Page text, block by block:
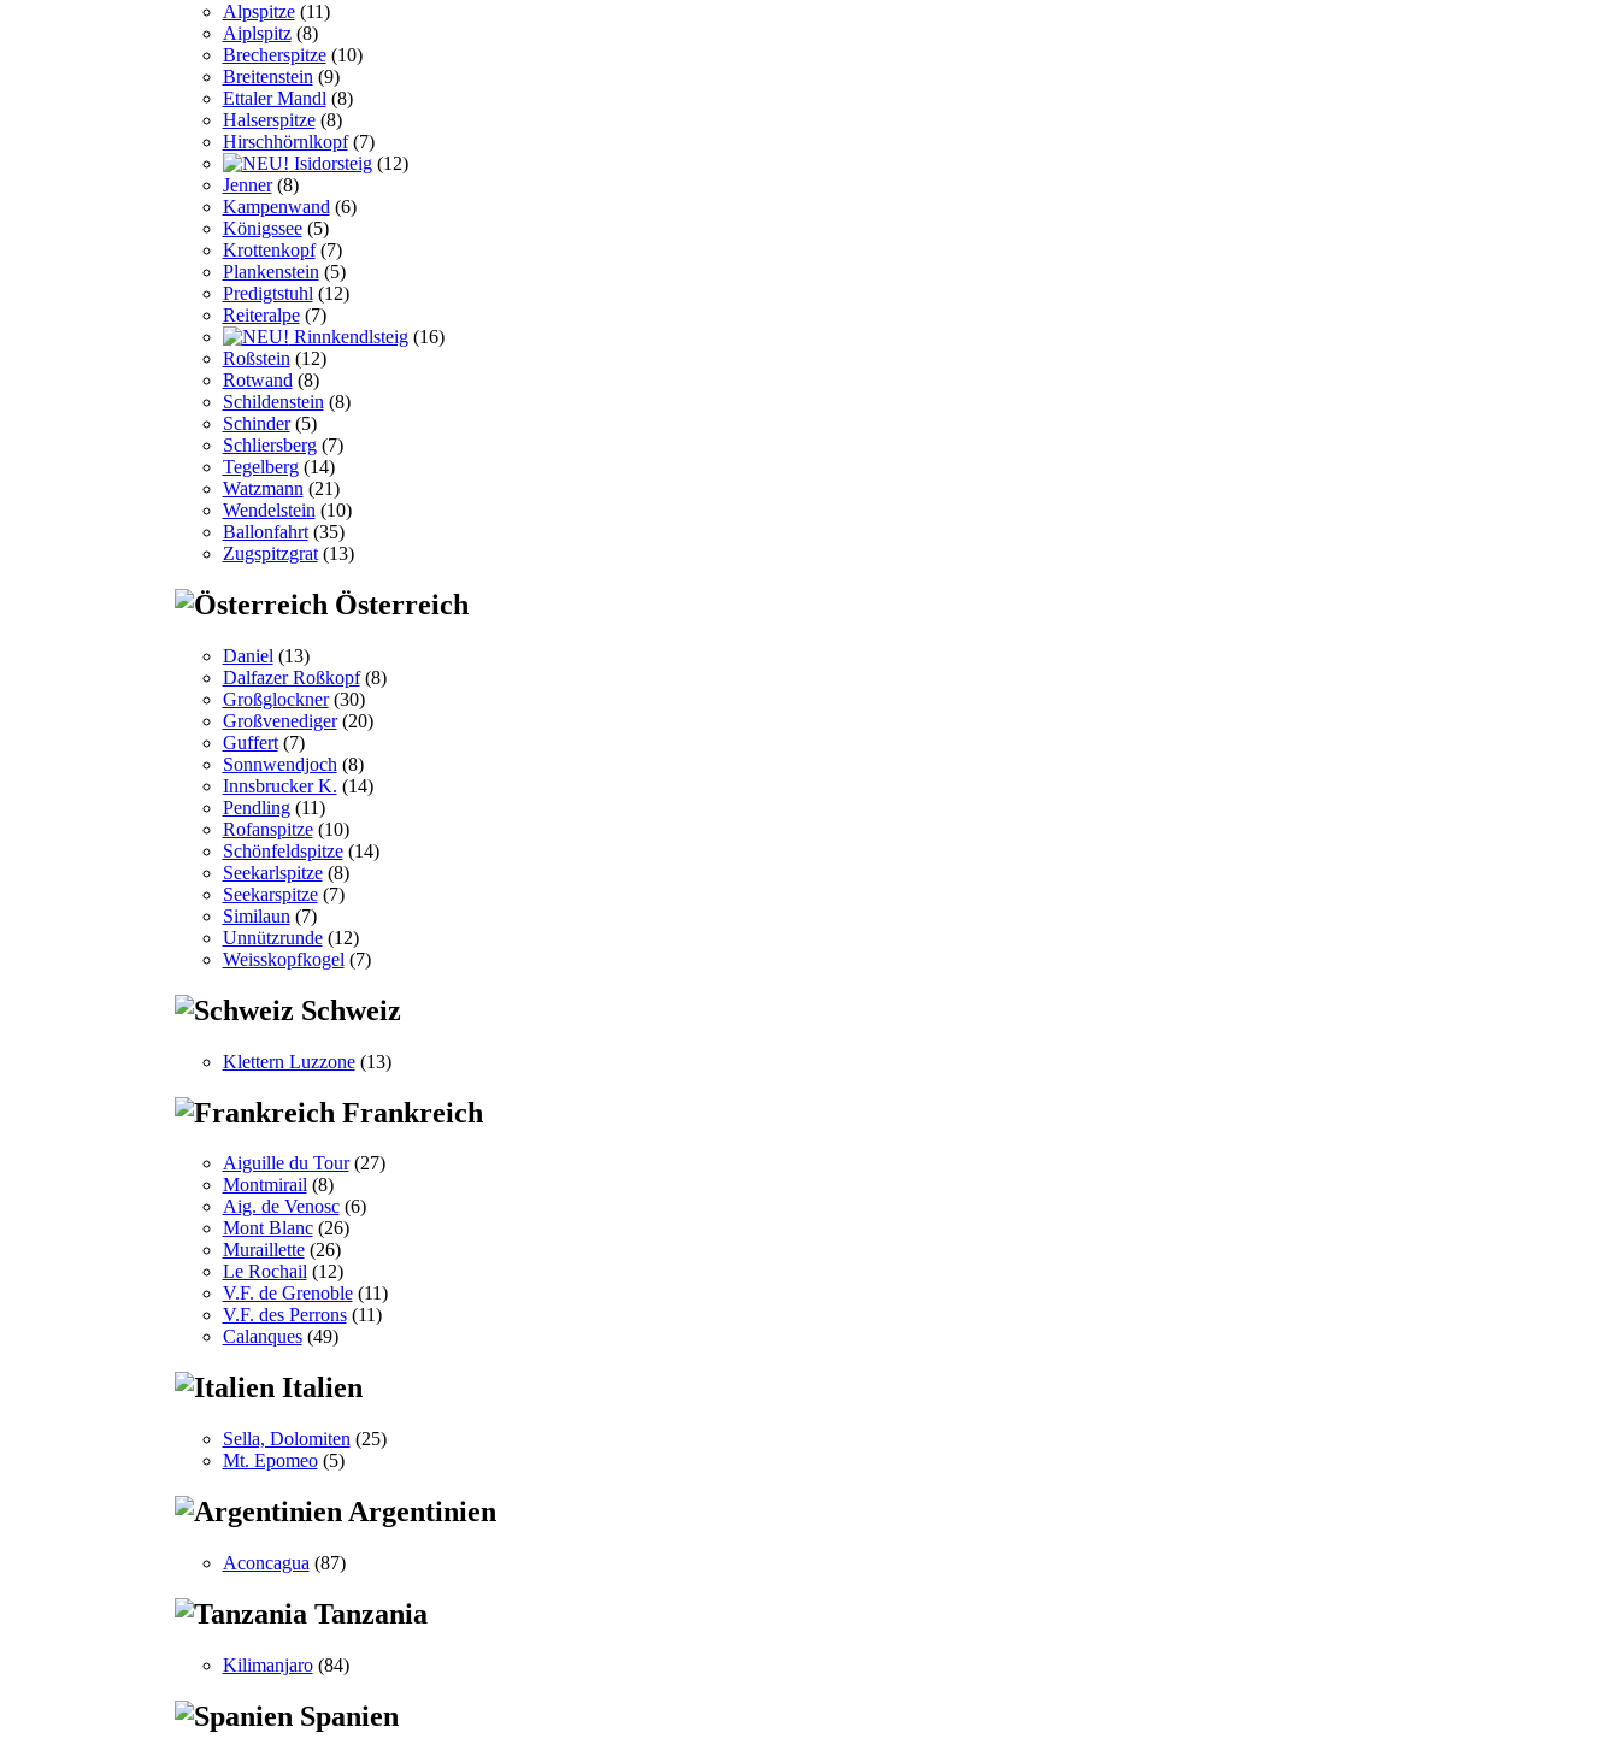
Alpspitze(11)
Aiplspitz(8)
Brecherspitze(10)
Breitenstein (9)
Ettaler Mandl (8)
Halserspitze(8)
Hirschhörnlkopf(7)
Isidorsteig(12)
Jenner(8)
Kampenwand (6)
Königssee(5)
Krottenkopf(7)
Plankenstein (5)
Predigtstuhl (12)
Reiteralpe(7)
Rinnkendlsteig(16)
Roßstein (12)
Rotwand (8)
Schildenstein (8)
Schinder(5)
Schliersberg(7)
Tegelberg(14)
Watzmann (21)
Wendelstein (10)
Ballonfahrt(35)
Zugspitzgrat(13)
Österreich
Daniel (13)
Dalfazer Roßkopf(8)
Großglockner(30)
Großvenediger(20)
Guffert(7)
Sonnwendjoch (8)
Innsbrucker K. (14)
Pendling(11)
Rofanspitze(10)
Schönfeldspitze(14)
Seekarlspitze(8)
Seekarspitze(7)
Similaun (7)
Unnützrunde(12)
Weisskopfkogel (7)
Schweiz
Klettern Luzzone(13)
Frankreich
Aiguille du Tour(27)
Montmirail(8)
Aig. de Venosc(6)
Mont Blanc(26)
Muraillette(26)
Le Rochail(12)
V.F. de Grenoble(11)
V.F. des Perrons(11)
Calanques(49)
Italien
Sella, Dolomiten (25)
Mt. Epomeo(5)
Argentinien
Aconcagua (87)
Tanzania
Kilimanjaro(84)
Spanien